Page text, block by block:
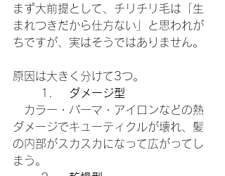
まず大前提として、チリチリ毛は「生
まれつきだから仕方ない」と思われが
ちですが、実はそうではありません。
原因は大きく分けて3つ。
ダメージ型
カラー・パーマ・アイロンなどの熱
ダメージでキューティクルが壊れ、髪
の内部がスカスカになって広がってし
まう。